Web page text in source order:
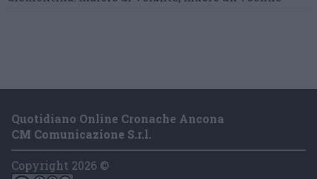
Quotidiano Online Cronache Ancona
CM Comunicazione S.r.l.
Copyright 2026 ©